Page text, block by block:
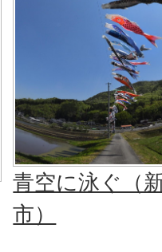
青空に泳ぐ（
市）